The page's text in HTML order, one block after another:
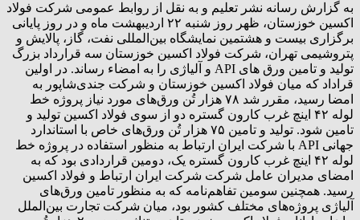
به گزارش رسانه نشر تعلیم و به نقل از روابط‌ عمومی شرکت فولاد
اکسین خوزستان، ظهر روز شنبه ۲۲ اردیبهشت ماه و در روز پایانی
برگزاری بیست و هشتمین نمایشگاه بین‌المللی نفت، گاز، پالایش و
پتروشیمی تهران، شرکت فولاد اکسین خوزستان سه قرارداد بزرگ
تولید و تامین ورق های API و آلیاژی را به امضاء رساند. در اولین
قراداد که میان فولاد اکسین خوزستان و شرکت جندی‌شاپور به
امضا رسید، مقرر شد ۷۸ هزار تُن ورق‌های مورد نیاز پروژه خط
لوله ۴۲ اینچ غرب کارون گستره دو از سوی فولاد اکسین تولید و
تامین شود. تولید و تامین ۷۵ هزار تُن ورق‌های خاص با استاندارد
جهانی API با شرکت ایران‌ ارتباط به منظور استفاده در پروژه خط
لوله ۴۲ اینچ غرب کارون گستره یک، دومین قراردادی بود که به
امضای مدیران عامل شرکت شرکت ایران ارتباط و فولاد اکسین
رسید‌. همچنین سومین تفاهم‌نامه که به منظور تامین ورق‌های
آلیاژی پروژه‌های مختلف کشور بود، میان شرکت تجارت بین‌الملل